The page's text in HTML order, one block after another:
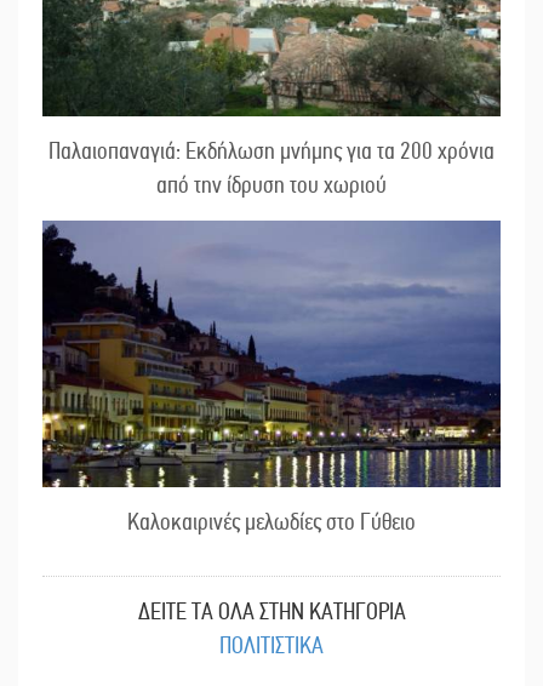
Παλαιοπαναγιά: Εκδήλωση μνήμης για τα 200 χρόνια
από την ίδρυση του χωριού
Καλοκαιρινές μελωδίες στο Γύθειο
ΔΕΙΤΕ ΤΑ ΟΛΑ ΣΤΗΝ ΚΑΤΗΓΟΡΙΑ
ΠΟΛΙΤΙΣΤΙΚΑ